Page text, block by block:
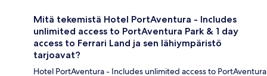
Mitä tekemistä Hotel PortAventura - Includes
unlimited access to PortAventura Park & 1 day
access to Ferrari Land ja sen lähiympäristö
tarjoavat?
Hotel PortAventura - Includes unlimited access to PortAventura